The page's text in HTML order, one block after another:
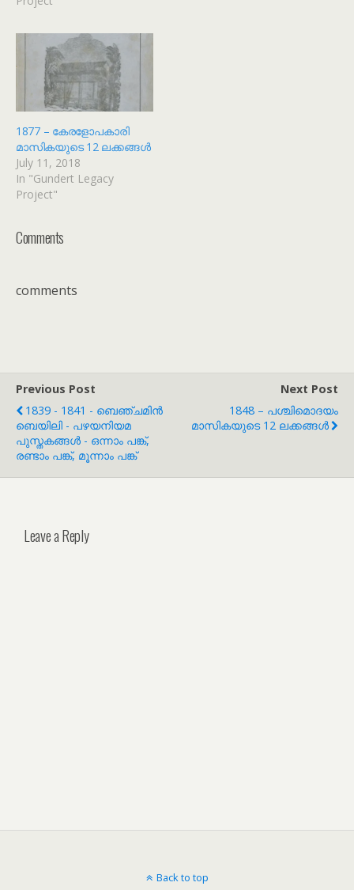
1877 – കേരളോപകാരി
മാസികയുടെ 12 ലക്കങ്ങൾ
July 11, 2018
In "Gundert Legacy
Project"
Comments
comments
Previous Post
1839 - 1841 - ബെഞ്ചമിൻ
ബെയിലി - പഴയനിയമ
പുസ്തകങ്ങൾ - ഒന്നാം പങ്ക്,
രണ്ടാം പങ്ക്, മൂന്നാം പങ്ക്
Next Post
1848 – പശ്ചിമൊദയം
മാസികയുടെ 12 ലക്കങ്ങൾ
Leave a Reply
Back to top